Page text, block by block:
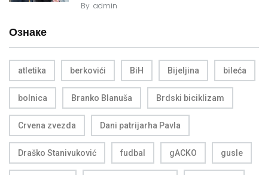
By admin
Ознаке
atletika berkovići BiH Bijeljina bileća
bolnica Branko Blanuša Brdski biciklizam
Crvena zvezda Dani patrijarha Pavla
Draško Stanivuković fudbal gACKO gusle